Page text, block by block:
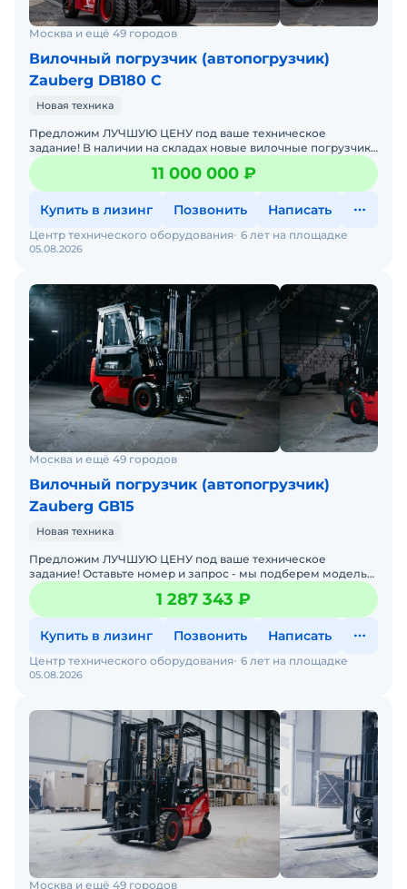
Москва и ещё 49 городов
Вилочный погрузчик (автопогрузчик)
Zauberg DB180 C
Новая техника
Предложим ЛУЧШУЮ ЦЕНУ под ваше техническое
задание! В наличии на складах новые вилочные погрузчики
с официальной гарантией от производителя. Оперативная
дос
11 000 000 ₽
Купить в лизинг Позвонить Написать
05.08.2026
Центр технического оборудования 6 лет на площадке
Москва и ещё 49 городов
Вилочный погрузчик (автопогрузчик)
Zauberg GB15
Новая техника
Предложим ЛУЧШУЮ ЦЕНУ под ваше техническое
задание! Оставьте номер и запрос - мы подберем модель
со СКИДКОЙ. В наличии на складах новые вилочные
погрузчики
1 287 343 ₽
Купить в лизинг Позвонить Написать
05.08.2026
Центр технического оборудования 6 лет на площадке
Москва и ещё 49 городов